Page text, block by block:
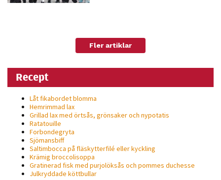
Fler artiklar
Recept
Låt fikabordet blomma
Hemrimmad lax
Grillad lax med örtsås, grönsaker och nypotatis
Ratatouille
Forbondegryta
Sjömansbiff
Saltimbocca på fläsk­ytterfilé eller kyckling
Krämig broccolisoppa
Gratinerad fisk med purjolöksås och pommes duchesse
Julkryddade köttbullar